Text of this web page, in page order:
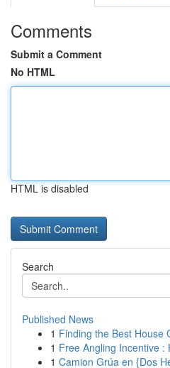
Comments
Submit a Comment
No HTML
HTML is disabled
Search
Published News
1 Finding the Best House
1 Free Angling Incentive :
1 Camion Grúa en {Dos